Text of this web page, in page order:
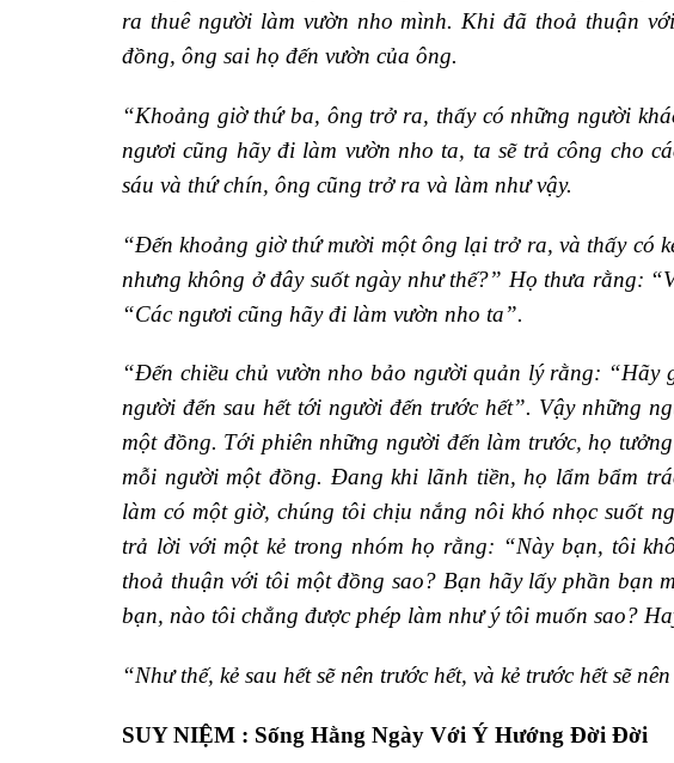
ra thuê người làm vườn nho mình. Khi đã thoả thuận
đồng, ông sai họ đến vườn của ông.
“Khoảng giờ thứ ba, ông trở ra, thấy có những người
ngươi cũng hãy đi làm vườn nho ta, ta sẽ trả công cho
sáu và thứ chín, ông cũng trở ra và làm như vậy.
“Đến khoảng giờ thứ mười một ông lại trở ra, và thấy có
nhưng không ở đây suốt ngày như thế?” Họ thưa rằng:
“Các ngươi cũng hãy đi làm vườn nho ta”.
“Đến chiều chủ vườn nho bảo người quản lý rằng: “Hãy
người đến sau hết tới người đến trước hết”. Vậy những
một đồng. Tới phiên những người đến làm trước, họ
mỗi người một đồng. Đang khi lãnh tiền, họ lẩm bẩm
làm có một giờ, chúng tôi chịu nắng nôi khó nhọc suốt
trả lời với một kẻ trong nhóm họ rằng: “Này bạn, tôi
thoả thuận với tôi một đồng sao? Bạn hãy lấy phần bạn
bạn, nào tôi chẳng được phép làm như ý tôi muốn sao?
“Như thế, kẻ sau hết sẽ nên trước hết, và kẻ trước hết sẽ
SUY NIỆM : Sống Hằng Ngày Với Ý Hướng Đời Đời